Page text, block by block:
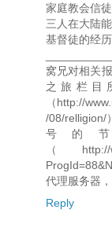
家庭教会信
三人在大陆
基督徒的经
窝兄对相关
之旅栏目
（http://
/08/relligion/
号的
（http://
代理服务器
Reply